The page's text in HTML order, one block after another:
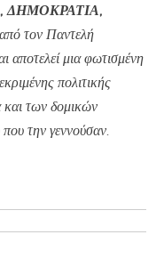
ΔΗΜΟΚΡΑΤΙΑ,
τον Παντελή
αποτελεί μια φωτισμένη
πολιτικής
και των δομικών
την γεννούσαν.